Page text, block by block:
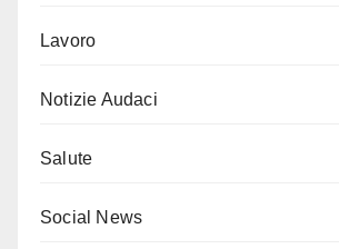
Lavoro
Notizie Audaci
Salute
Social News